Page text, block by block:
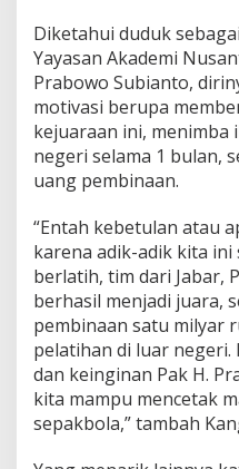
O
p
e
n
2
0
2
2
Diketahui duduk
Yayasan Akademi
Prabowo Subianto,
motivasi berupa
kejuaraan ini, menimba
negeri selama 1 bulan,
uang pembinaan.
“Entah kebetulan atau
karena adik-adik kita
berlatih, tim dari Jabar,
berhasil menjadi juara,
pembinaan satu milyar
pelatihan di luar negeri.
dan keinginan Pak H.
kita mampu mencetak
sepakbola,” tambah